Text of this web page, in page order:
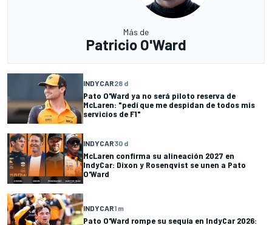
Más de
Patricio O'Ward
INDYCAR28 d
Pato O'Ward ya no será piloto reserva de
McLaren: "pedí que me despidan de todos mis
servicios de F1"
INDYCAR30 d
McLaren confirma su alineación 2027 en
IndyCar: Dixon y Rosenqvist se unen a Pato
O'Ward
INDYCAR1 m
Pato O'Ward rompe su sequía en IndyCar 2026: